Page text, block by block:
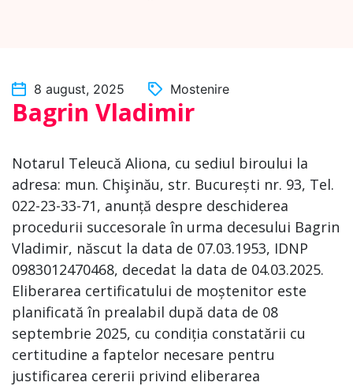
8 august, 2025 Mostenire
Bagrin Vladimir
Notarul Teleucă Aliona, cu sediul biroului la
adresa: mun. Chişinău, str. București nr. 93, Tel.
022-23-33-71, anunță despre deschiderea
procedurii succesorale în urma decesului Bagrin
Vladimir, născut la data de 07.03.1953, IDNP
0983012470468, decedat la data de 04.03.2025.
Eliberarea certificatului de moștenitor este
planificată în prealabil după data de 08
septembrie 2025, cu condiția constatării cu
certitudine a faptelor necesare pentru
justificarea cererii privind eliberarea